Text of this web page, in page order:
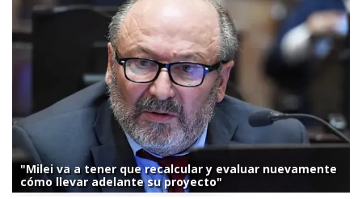
"Milei va a tener que recalcular y evaluar nuevamente
cómo llevar adelante su proyecto"